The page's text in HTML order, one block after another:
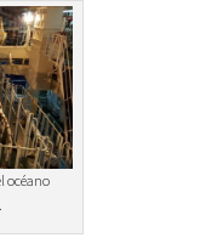
océano